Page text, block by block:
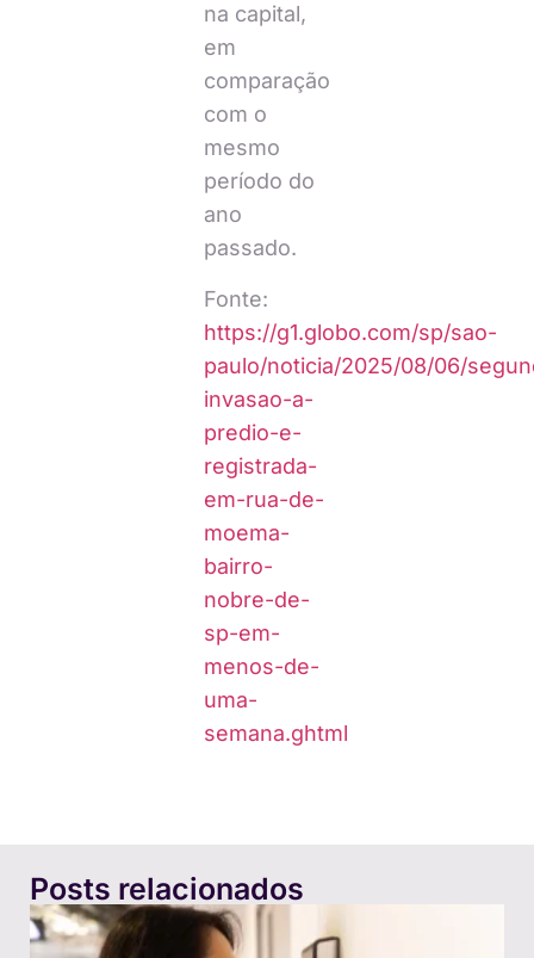
na capital,
em
comparação
com o
mesmo
período do
ano
passado.
Fonte:
https://g1.globo.com/sp/sao-
paulo/noticia/2025/08/06/
invasao-a-
predio-e-
registrada-
em-rua-de-
moema-
bairro-
nobre-de-
sp-em-
menos-de-
uma-
semana.ghtml
Posts relacionados